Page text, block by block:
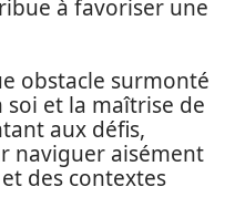
à favoriser une
obstacle surmonté
et la maîtrise de
aux défis,
naviguer aisément
des contextes